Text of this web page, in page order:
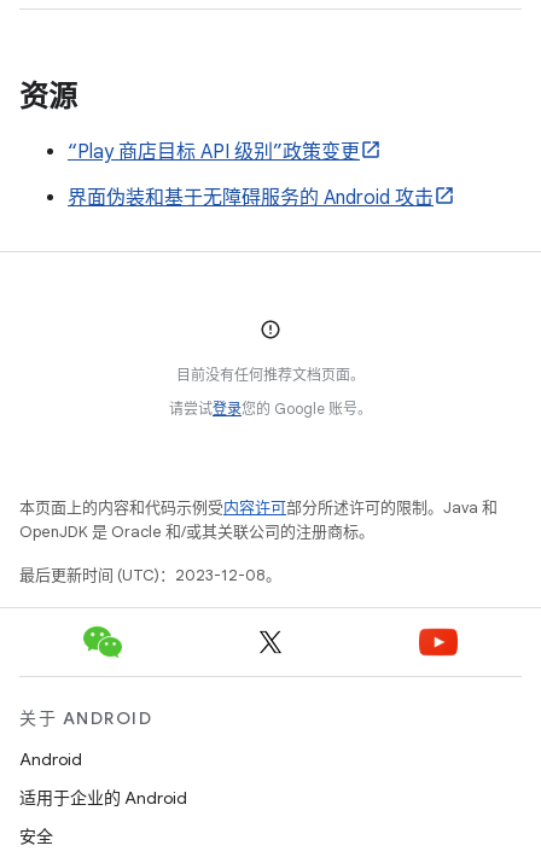
资源
“Play 商店目标 API 级别”政策变更
界面伪装和基于无障碍服务的 Android 攻击
目前没有任何推荐文档页面。
请尝试登录您的 Google 账号。
本页面上的内容和代码示例受内容许可部分所述许可的限制。Java 和
OpenJDK 是 Oracle 和/或其关联公司的注册商标。
最后更新时间 (UTC)：2023-12-08。
关于 ANDROID
Android
适用于企业的 Android
安全